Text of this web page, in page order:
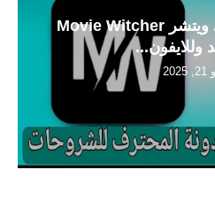
تحميل تطبيق موفي ويتشر Movie Witcher
وللايفون...